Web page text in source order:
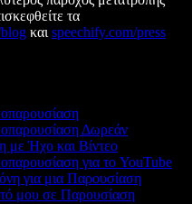
τα
και speechify.com/press
Δωρεάν
με Ήχο και Βίντεο
για το YouTube
για μια Παρουσίαση
μου σε Παρουσίαση